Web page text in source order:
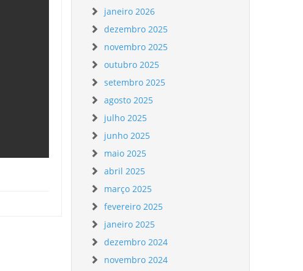
janeiro 2026
dezembro 2025
novembro 2025
outubro 2025
setembro 2025
agosto 2025
julho 2025
junho 2025
maio 2025
abril 2025
março 2025
fevereiro 2025
janeiro 2025
dezembro 2024
novembro 2024